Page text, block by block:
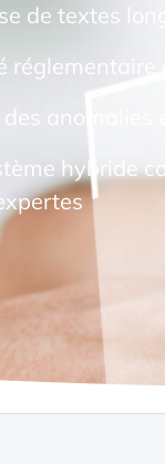
de textes
réglementaire
anomalies
hybride